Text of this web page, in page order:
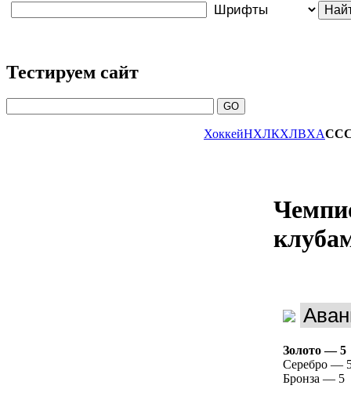
Тестируем сайт
ХоккейНХЛКХЛВХА
Золото — 5
Серебро —
Бронза — 5